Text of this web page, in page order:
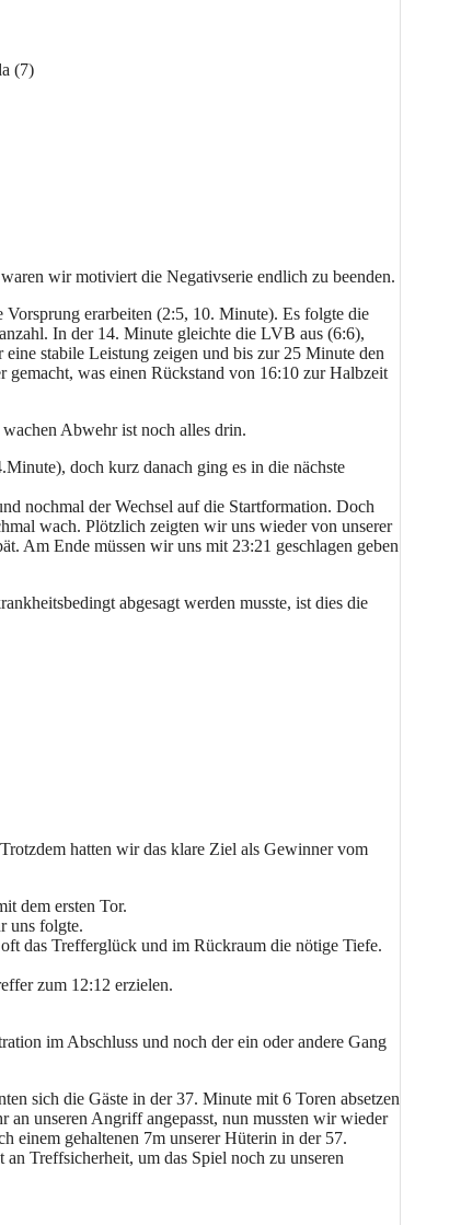
(7)
wir motiviert die Negativserie endlich zu beenden.
erarbeiten (2:5, 10. Minute). Es folgte die
In der 14. Minute gleichte die LVB aus (6:6),
stabile Leistung zeigen und bis zur 25 Minute den
gemacht, was einen Rückstand von 16:10 zur Halbzeit
Abwehr ist noch alles drin.
doch kurz danach ging es in die nächste
nochmal der Wechsel auf die Startformation. Doch
wach. Plötzlich zeigten wir uns wieder von unserer
Am Ende müssen wir uns mit 23:21 geschlagen geben
abgesagt werden musste, ist dies die
hatten wir das klare Ziel als Gewinner vom
dem ersten Tor.
uns folgte.
das Trefferglück und im Rückraum die nötige Tiefe.
zum 12:12 erzielen.
im Abschluss und noch der ein oder andere Gang
sich die Gäste in der 37. Minute mit 6 Toren absetzen
an unseren Angriff angepasst, nun mussten wir wieder
einem gehaltenen 7m unserer Hüterin in der 57.
Treffsicherheit, um das Spiel noch zu unseren